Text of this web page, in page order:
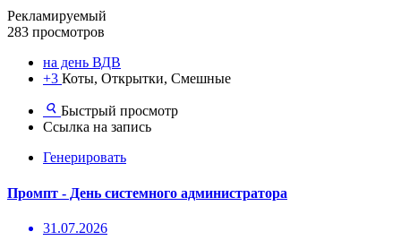
Рекламируемый
283 просмотров
на день ВДВ
+3 Коты, Открытки, Смешные
Быстрый просмотр
Ссылка на запись
Генерировать
Промпт - День системного администратора
31.07.2026